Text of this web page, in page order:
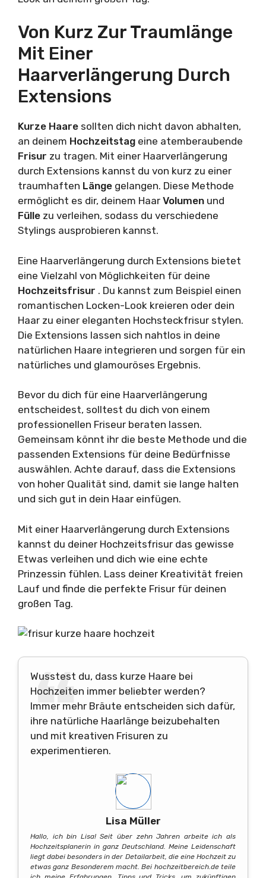
Von Kurz Zur Traumlänge
Mit Einer
Haarverlängerung Durch
Extensions
Kurze Haare sollten dich nicht davon abhalten,
an deinem Hochzeitstag eine atemberaubende
Frisur zu tragen. Mit einer Haarverlängerung
durch Extensions kannst du von kurz zu einer
traumhaften Länge gelangen. Diese Methode
ermöglicht es dir, deinem Haar Volumen und
Fülle zu verleihen, sodass du verschiedene
Stylings ausprobieren kannst.
Eine Haarverlängerung durch Extensions bietet
eine Vielzahl von Möglichkeiten für deine
Hochzeitsfrisur . Du kannst zum Beispiel einen
romantischen Locken-Look kreieren oder dein
Haar zu einer eleganten Hochsteckfrisur stylen.
Die Extensions lassen sich nahtlos in deine
natürlichen Haare integrieren und sorgen für ein
natürliches und glamouröses Ergebnis.
Bevor du dich für eine Haarverlängerung
entscheidest, solltest du dich von einem
professionellen Friseur beraten lassen.
Gemeinsam könnt ihr die beste Methode und die
passenden Extensions für deine Bedürfnisse
auswählen. Achte darauf, dass die Extensions
von hoher Qualität sind, damit sie lange halten
und sich gut in dein Haar einfügen.
Mit einer Haarverlängerung durch Extensions
kannst du deiner Hochzeitsfrisur das gewisse
Etwas verleihen und dich wie eine echte
Prinzessin fühlen. Lass deiner Kreativität freien
Lauf und finde die perfekte Frisur für deinen
großen Tag.
Wusstest du, dass kurze Haare bei
Hochzeiten immer beliebter werden?
Immer mehr Bräute entscheiden sich dafür,
ihre natürliche Haarlänge beizubehalten
und mit kreativen Frisuren zu
experimentieren.
Lisa Müller
Hallo, ich bin Lisa! Seit über zehn Jahren arbeite ich als
Hochzeitsplanerin in ganz Deutschland. Meine Leidenschaft
liegt dabei besonders in der Detailarbeit, die eine Hochzeit zu
etwas ganz Besonderem macht. Bei hochzeitbereich.de teile